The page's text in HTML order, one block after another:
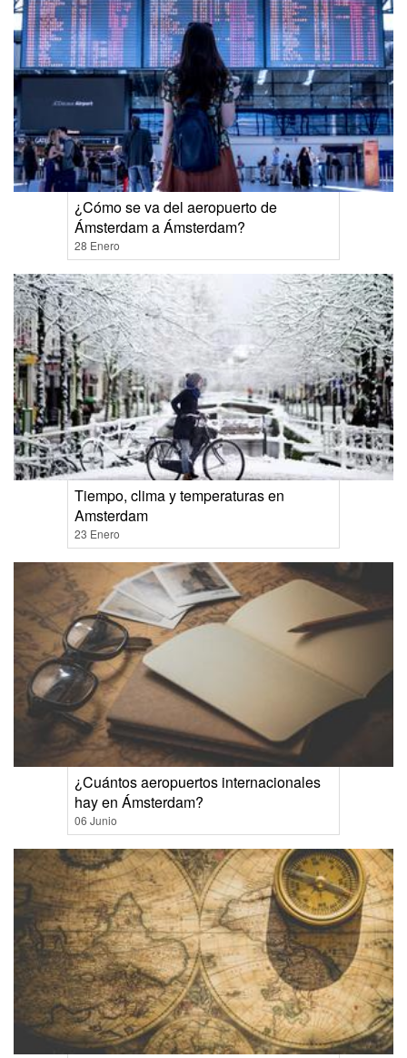
¿Cómo se va del aeropuerto de
Ámsterdam a Ámsterdam?
28 Enero
Tiempo, clima y temperaturas en
Amsterdam
23 Enero
¿Cuántos aeropuertos internacionales
hay en Ámsterdam?
06 Junio